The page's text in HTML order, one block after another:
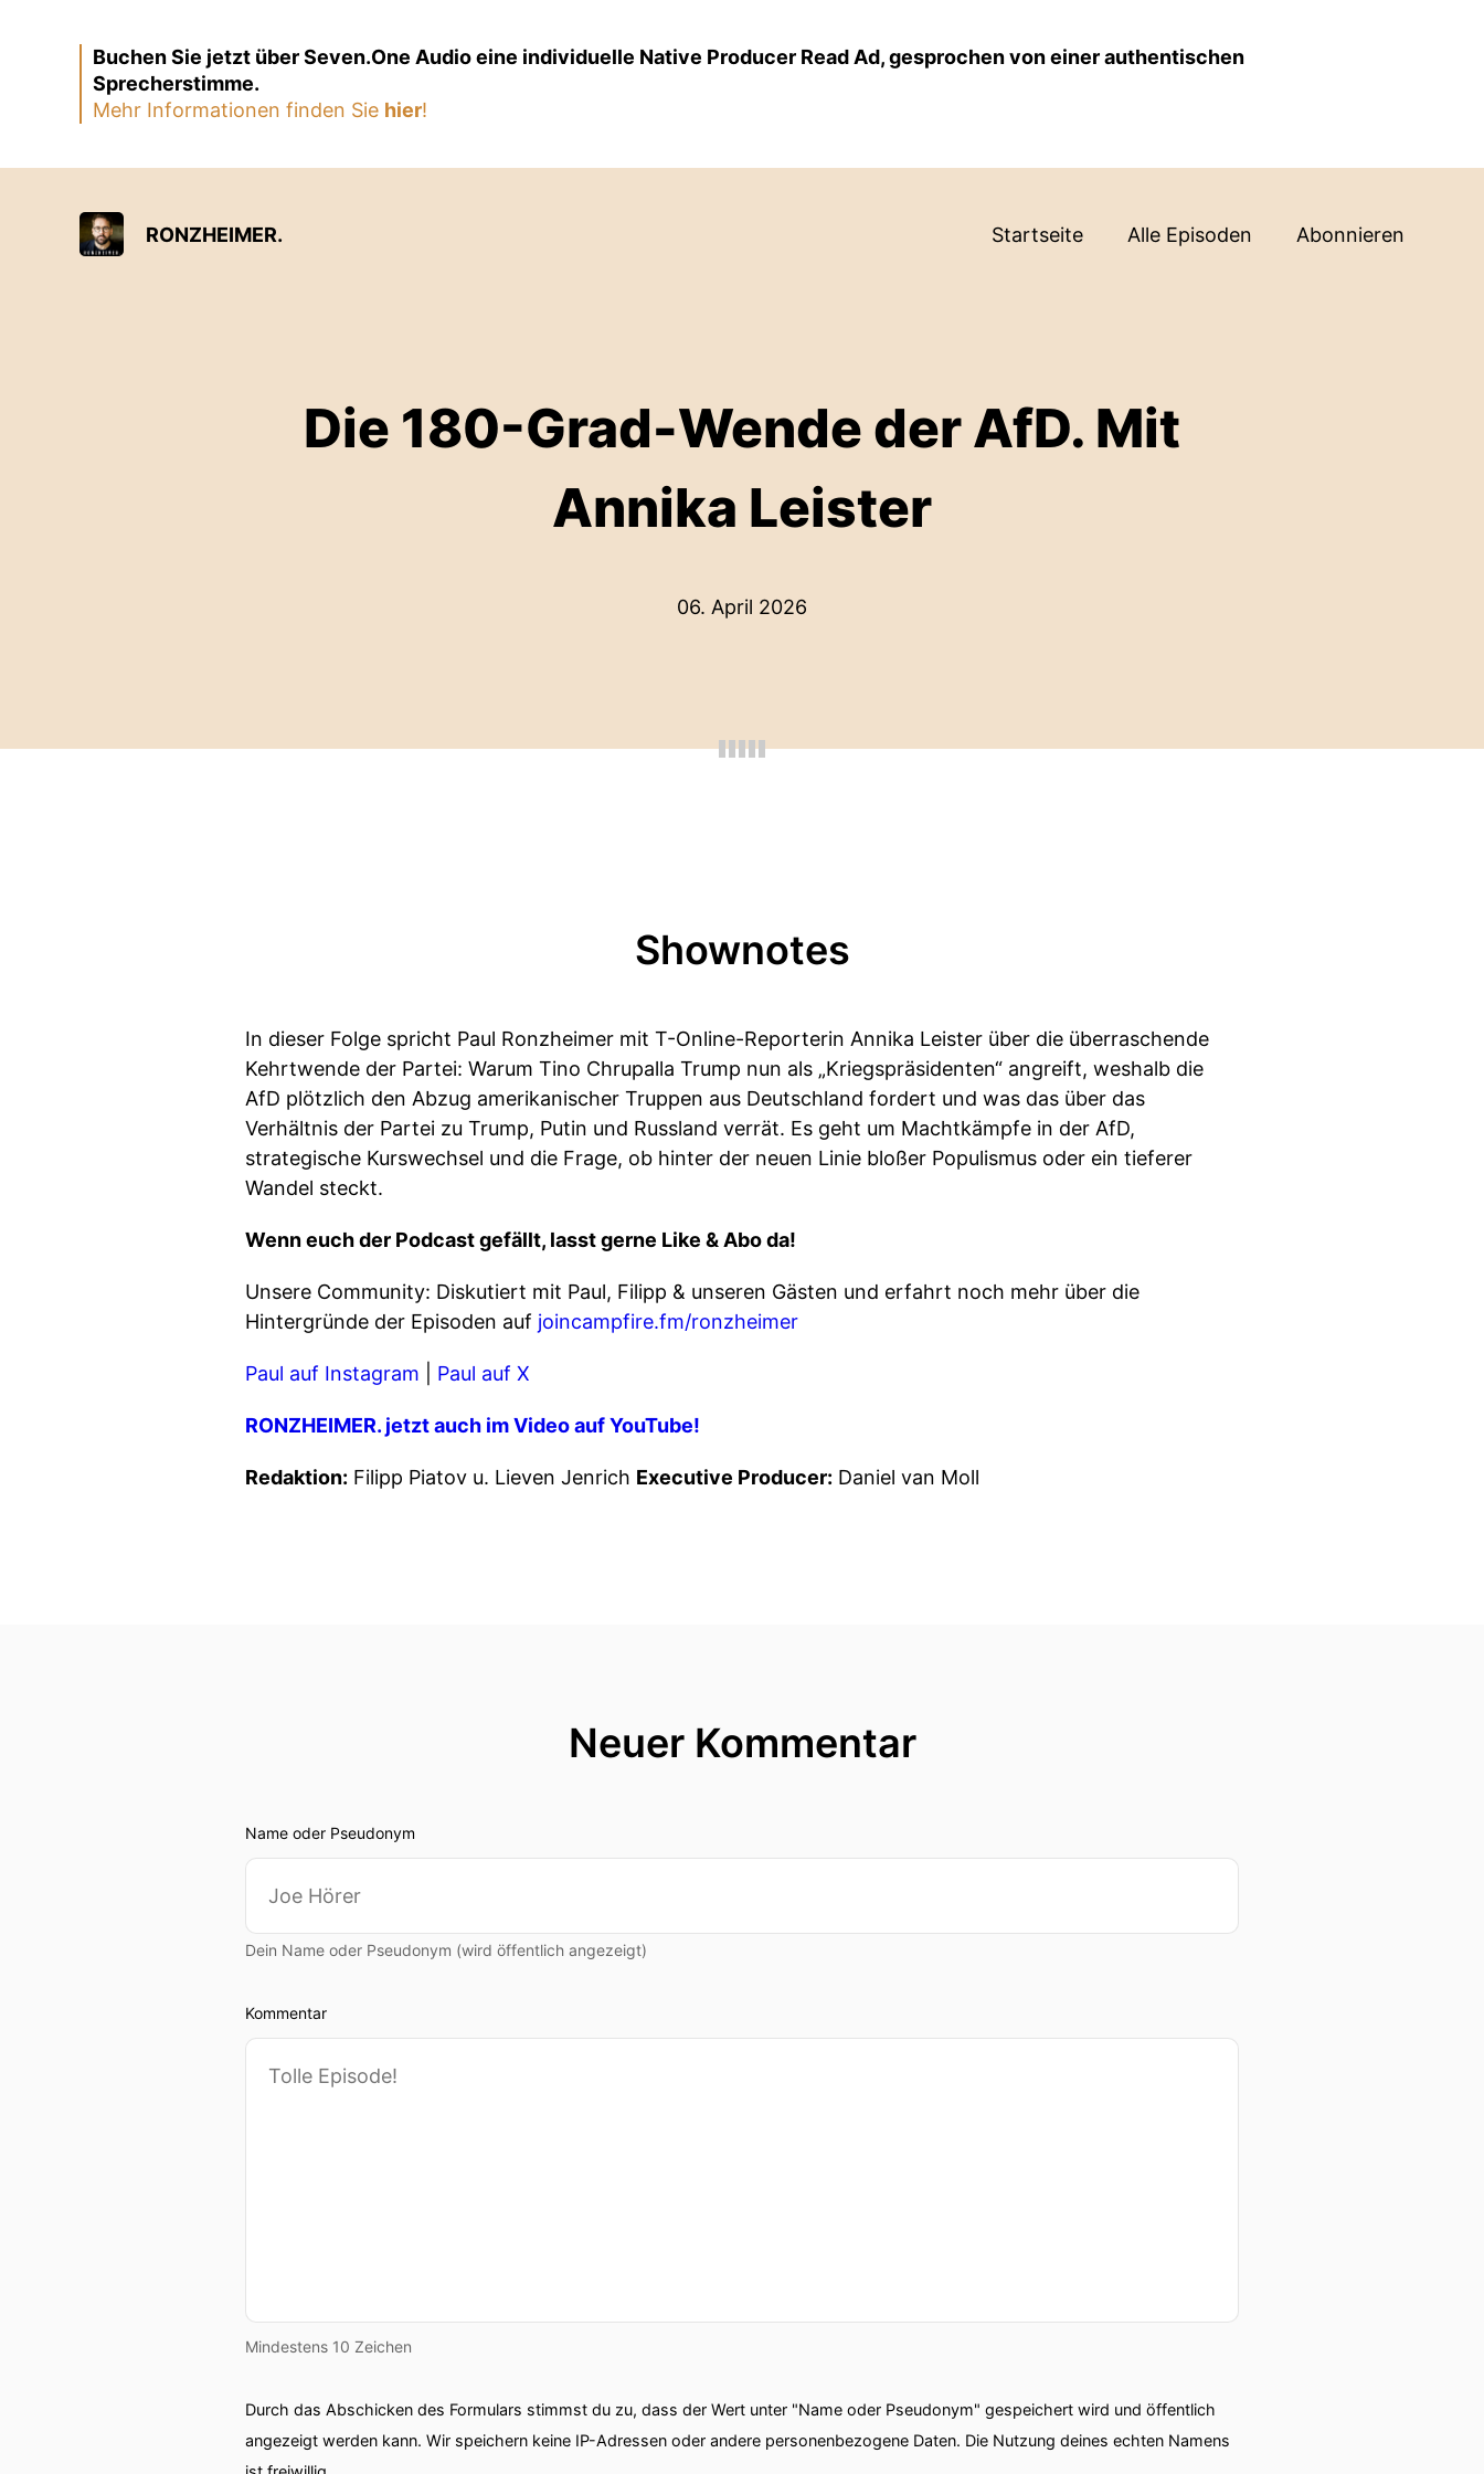
Buchen Sie jetzt über Seven.One Audio eine individuelle Native Producer Read Ad, gesprochen von einer authentischen
Sprecherstimme.
Mehr Informationen finden Sie hier!
RONZHEIMER. Startseite Alle Episoden Abonnieren
Die 180-Grad-Wende der AfD. Mit
Annika Leister
06. April 2026
Shownotes
In dieser Folge spricht Paul Ronzheimer mit T-Online-Reporterin Annika Leister über die überraschende
Kehrtwende der Partei: Warum Tino Chrupalla Trump nun als „Kriegspräsidenten“ angreift, weshalb die
AfD plötzlich den Abzug amerikanischer Truppen aus Deutschland fordert und was das über das
Verhältnis der Partei zu Trump, Putin und Russland verrät. Es geht um Machtkämpfe in der AfD,
strategische Kurswechsel und die Frage, ob hinter der neuen Linie bloßer Populismus oder ein tieferer
Wandel steckt.
Wenn euch der Podcast gefällt, lasst gerne Like & Abo da!
Unsere Community: Diskutiert mit Paul, Filipp & unseren Gästen und erfahrt noch mehr über die
Hintergründe der Episoden auf joincampfire.fm/ronzheimer
Paul auf Instagram Paul auf X
RONZHEIMER. jetzt auch im Video auf YouTube!
Redaktion: Filipp Piatov u. Lieven Jenrich Executive Producer: Daniel van Moll
Neuer Kommentar
Name oder Pseudonym
Dein Name oder Pseudonym (wird öffentlich angezeigt)
Kommentar
Mindestens 10 Zeichen
Durch das Abschicken des Formulars stimmst du zu, dass der Wert unter "Name oder Pseudonym" gespeichert wird und öffentlich
angezeigt werden kann. Wir speichern keine IP-Adressen oder andere personenbezogene Daten. Die Nutzung deines echten Namens